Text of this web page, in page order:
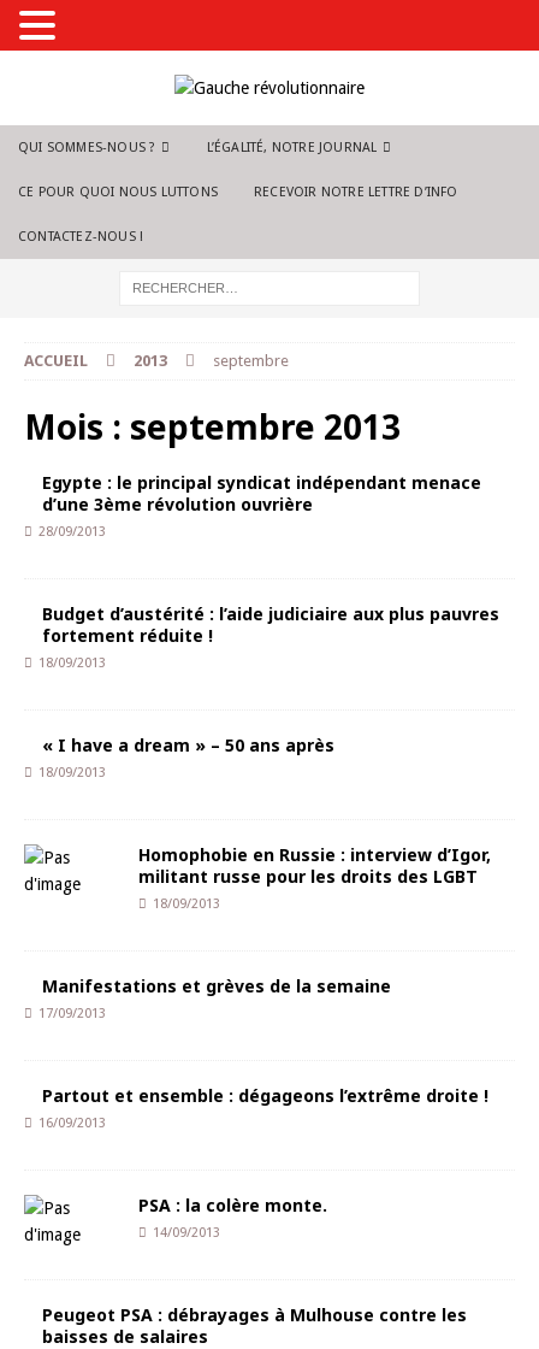
QUI SOMMES-NOUS ? L’ÉGALITÉ, NOTRE JOURNAL
CE POUR QUOI NOUS LUTTONS RECEVOIR NOTRE LETTRE D’INFO
CONTACTEZ-NOUS !
ACCUEIL 2013 septembre
Mois : septembre 2013
Egypte : le principal syndicat indépendant menace
d’une 3ème révolution ouvrière
28/09/2013
Budget d’austérité : l’aide judiciaire aux plus pauvres
fortement réduite !
18/09/2013
« I have a dream » – 50 ans après
18/09/2013
Homophobie en Russie : interview d’Igor,
militant russe pour les droits des LGBT
18/09/2013
Manifestations et grèves de la semaine
17/09/2013
Partout et ensemble : dégageons l’extrême droite !
16/09/2013
PSA : la colère monte.
14/09/2013
Peugeot PSA : débrayages à Mulhouse contre les
baisses de salaires